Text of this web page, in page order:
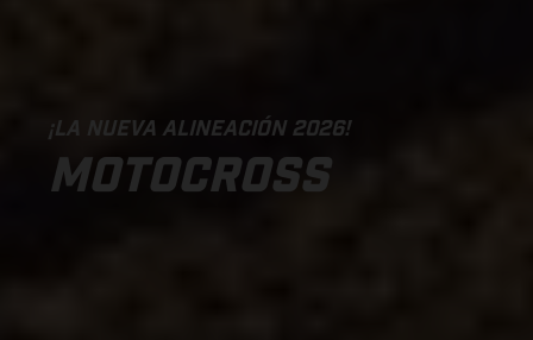
¡LA NUEVA ALINEACIÓN 2026!
MOTOCROSS